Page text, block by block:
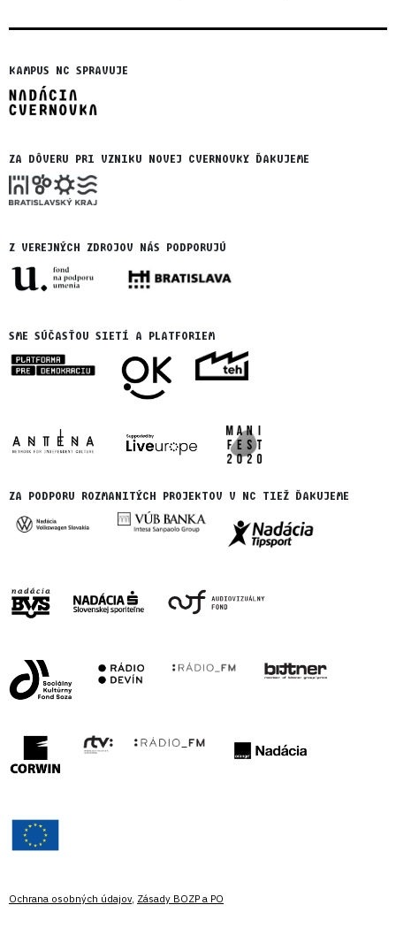
KAMPUS NC SPRAVUJE
ZA DÔVERU PRI VZNIKU NOVEJ CVERNOVKY ĎAKUJEME
Z VEREJNÝCH ZDROJOV NÁS PODPORUJÚ
SME SÚČASŤOU SIETÍ A PLATFORIEM
ZA PODPORU ROZMANITÝCH PROJEKTOV V NC TIEŽ ĎAKUJEME
Ochrana osobných údajov, Zásady BOZP a PO